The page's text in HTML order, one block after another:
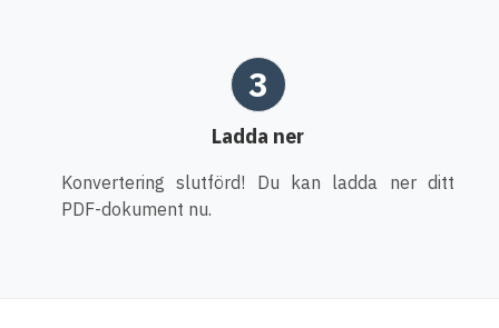
3
Ladda ner
Konvertering slutförd! Du kan ladda ner ditt
PDF-dokument nu.